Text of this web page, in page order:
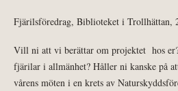
Fjärilsföredrag, Biblioteket i Trollhättan,
Vill ni att vi berättar om projektet hos
fjärilar i allmänhet? Håller ni kanske på
vårens möten i en krets av